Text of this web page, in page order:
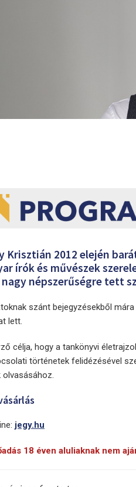
Krisztián 2012 elején
írók és művészek
népszerűségre tett
szánt bejegyzésekből
lett.
célja, hogy a tankönyvi
történetek felidézésével
olvasásához.
jegy.hu
18 éven aluliaknak nem